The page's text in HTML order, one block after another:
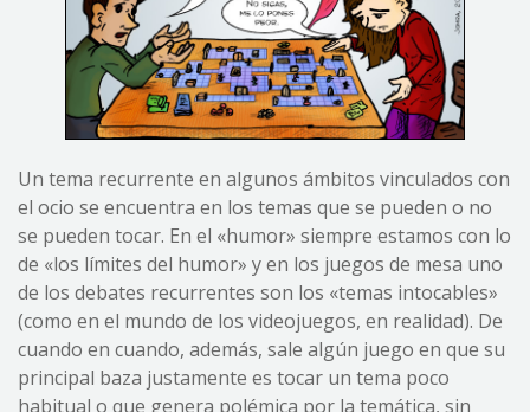
Un tema recurrente en algunos ámbitos vinculados con
el ocio se encuentra en los temas que se pueden o no
se pueden tocar. En el «humor» siempre estamos con lo
de «los límites del humor» y en los juegos de mesa uno
de los debates recurrentes son los «temas intocables»
(como en el mundo de los videojuegos, en realidad). De
cuando en cuando, además, sale algún juego en que su
principal baza justamente es tocar un tema poco
habitual o que genera polémica por la temática, sin